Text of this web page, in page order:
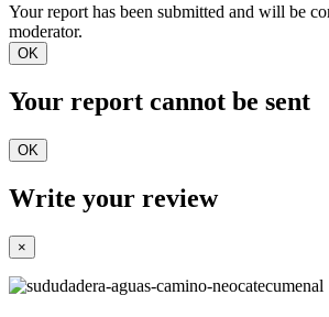
Your report has been submitted and will be
moderator.
OK
Your report cannot be sent
OK
Write your review
×